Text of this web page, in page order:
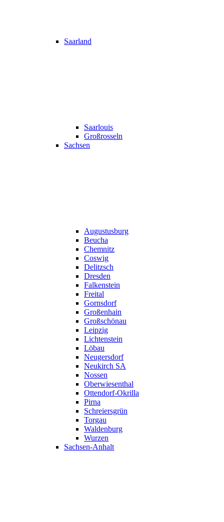
Saarland
Saarlouis
Großrosseln
Sachsen
Augustusburg
Beucha
Chemnitz
Coswig
Delitzsch
Dresden
Falkenstein
Freital
Gornsdorf
Großenhain
Großschönau
Leipzig
Lichtenstein
Löbau
Neugersdorf
Neukirch SA
Nossen
Oberwiesenthal
Ottendorf-Okrilla
Pirna
Schreiersgrün
Torgau
Waldenburg
Wurzen
Sachsen-Anhalt